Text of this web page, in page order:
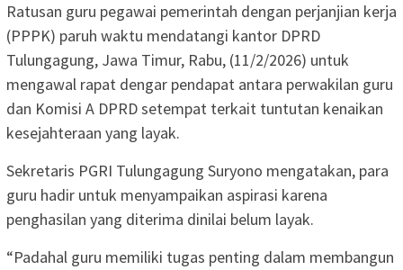
Ratusan guru pegawai pemerintah dengan perjanjian kerja
(PPPK) paruh waktu mendatangi kantor DPRD
Tulungagung, Jawa Timur, Rabu, (11/2/2026) untuk
mengawal rapat dengar pendapat antara perwakilan guru
dan Komisi A DPRD setempat terkait tuntutan kenaikan
kesejahteraan yang layak.
Sekretaris PGRI Tulungagung Suryono mengatakan, para
guru hadir untuk menyampaikan aspirasi karena
penghasilan yang diterima dinilai belum layak.
“Padahal guru memiliki tugas penting dalam membangun